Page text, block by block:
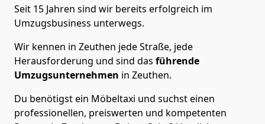
Seit 15 Jahren sind wir bereits erfolgreich im
Umzugsbusiness unterwegs.
Wir kennen in Zeuthen jede Straße, jede
Herausforderung und sind das führende
Umzugsunternehmen in Zeuthen.
Du benötigst ein Möbeltaxi und suchst einen
professionellen, preiswerten und kompetenten